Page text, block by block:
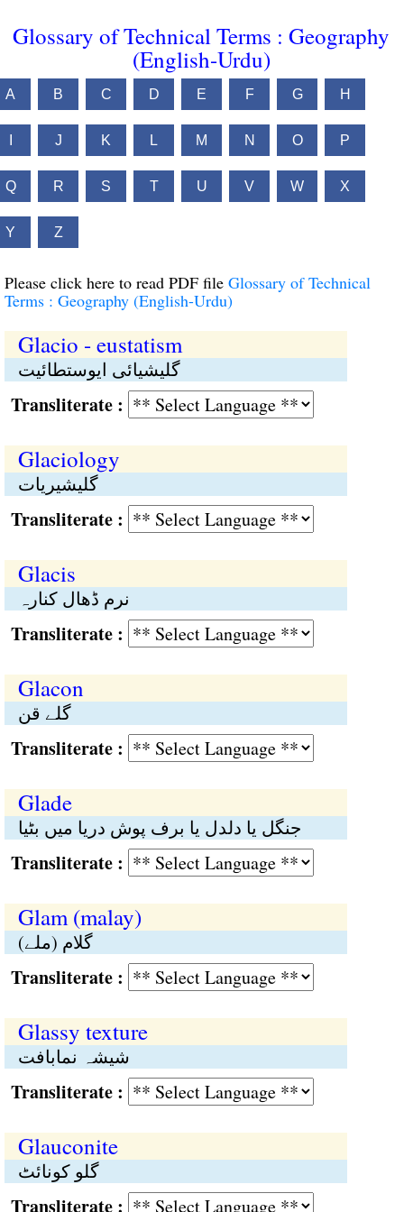
Glossary of Technical Terms : Geography
(English-Urdu)
A B C D E F G H
J K L M N O P
Q R S T U V W X
Y Z
Please click here to read PDF file Glossary of Technical
Terms : Geography (English-Urdu)
Glacio - eustatism
گلیشیائی ایوستطائیت
:
Glaciology
گلیشیریات
:
Glacis
نرم ڈھال کنارہ
:
Glacon
گلے قن
:
Glade
جنگل یا دلدل یا برف پوش دریا میں بٹیا
:
Glam (malay)
گلام (ملے)
:
Glassy texture
شیشہ نمابافت
:
Glauconite
گلو کونائٹ
: